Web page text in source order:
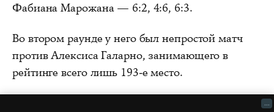
Фабиана Марожана — 6:2, 4:6, 6:3.
Во втором раунде у него был непростой матч
против Алексиса Галарно, занимающего в
рейтинге всего лишь 193-е место.
...